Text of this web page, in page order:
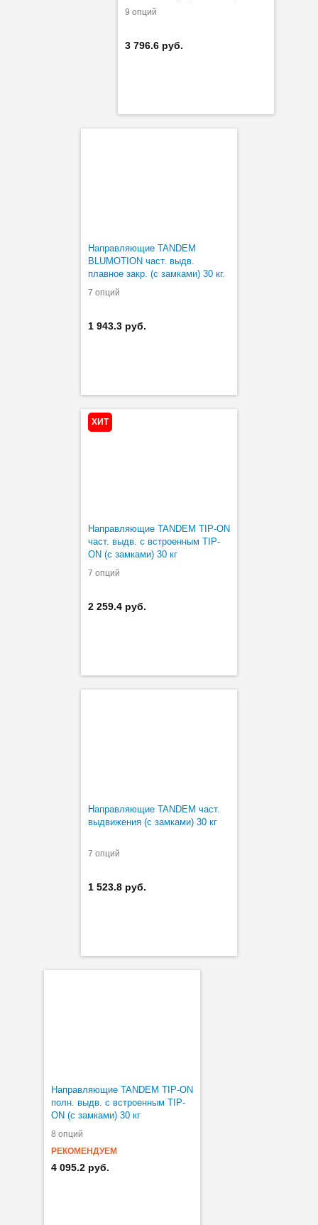
9 опций
3 796.6 руб.
Направляющие TANDEM
BLUMOTION част. выдв.
плавное закр. (с замками) 30 кг.
7 опций
1 943.3 руб.
ХИТ
Направляющие TANDEM TIP-ON
част. выдв. с встроенным TIP-
ON (с замками) 30 кг
7 опций
2 259.4 руб.
Направляющие TANDEM част.
выдвижения (с замками) 30 кг
7 опций
1 523.8 руб.
Направляющие TANDEM TIP-ON
полн. выдв. с встроенным TIP-
ON (с замками) 30 кг
8 опций
РЕКОМЕНДУЕМ
4 095.2 руб.